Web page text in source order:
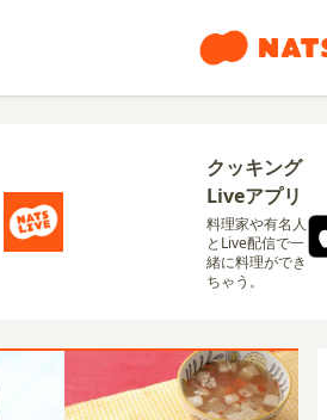
クッキング
Liveアプリ
料理家や有名人
とLive配信で一
緒に料理ができ
ちゃう。